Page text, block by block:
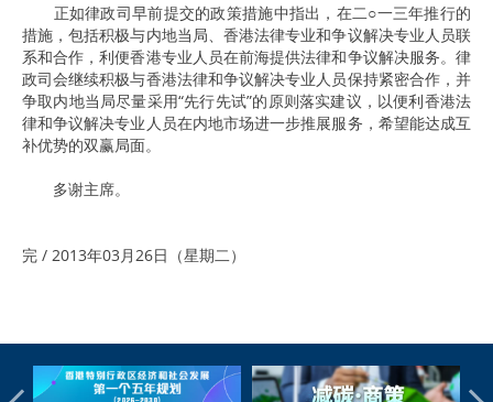
正如律政司早前提交的政策措施中指出，在二○一三年推行的
措施，包括积极与内地当局、香港法律专业和争议解决专业人员联
系和合作，利便香港专业人员在前海提供法律和争议解决服务。律
政司会继续积极与香港法律和争议解决专业人员保持紧密合作，并
争取内地当局尽量采用“先行先试”的原则落实建议，以便利香港法
律和争议解决专业人员在内地市场进一步推展服务，希望能达成互
补优势的双赢局面。
多谢主席。
完 / 2013年03月26日（星期二）